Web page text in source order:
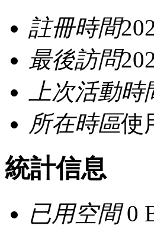
註冊時間
最後訪問
上次活動時
所在時區使
統計信息
已用空間0